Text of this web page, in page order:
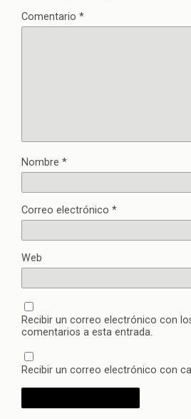
Comentario *
Nombre *
Correo electrónico *
Web
Recibir un correo electrónico con
comentarios a esta entrada.
Recibir un correo electrónico con